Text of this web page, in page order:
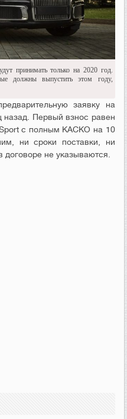
принимать только на 2020 год.
должны выпустить этом году,
заявку на
Первый взнос равен
с полным КАСКО на 10
ни сроки поставки, ни
договоре не указываются.